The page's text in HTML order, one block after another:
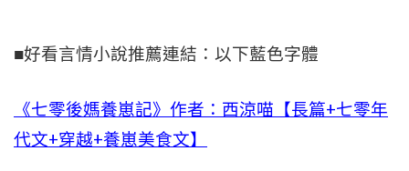
■好看言情小說推薦連結：以下藍色字體
《七零後媽養崽記》作者：西涼喵【長篇+七零年
代文+穿越+養崽美食文】